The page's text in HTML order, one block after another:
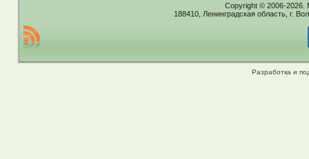
Copyright © 2006-2026.
188410, Ленинградская область, г.
Разработка и